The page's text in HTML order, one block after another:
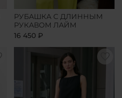
РУБАШКА С ДЛИННЫМ
РУКАВОМ ЛАЙМ
16 450 ₽